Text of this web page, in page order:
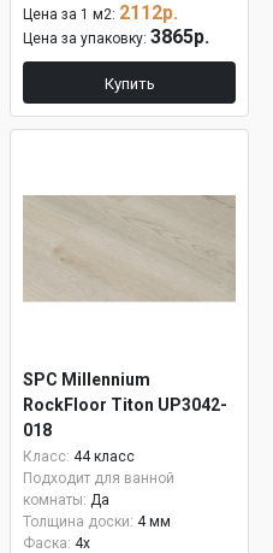
Цена за 1 м2: 2112р.
Цена за упаковку: 3865р.
Купить
SPC Millennium
RockFloor Titon UP3042-
018
Класс: 44 класс
Подходит для ванной
комнаты: Да
Толщина доски: 4 мм
Фаска: 4x